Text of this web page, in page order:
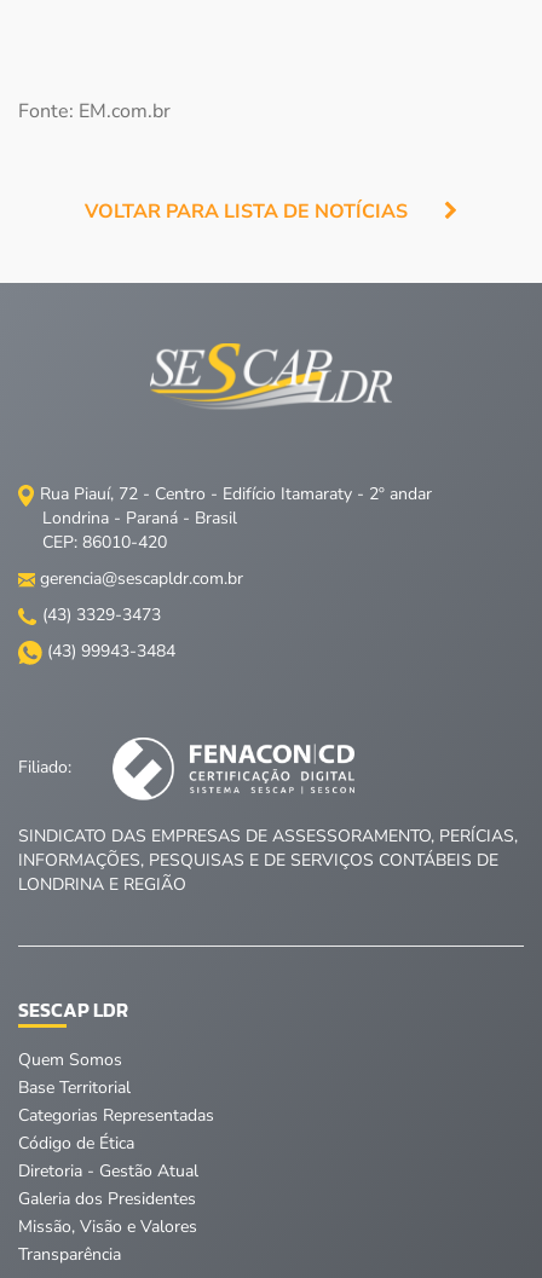
Fonte: EM.com.br
VOLTAR PARA LISTA DE NOTÍCIAS
Rua Piauí, 72 - Centro - Edifício Itamaraty - 2º andar
Londrina - Paraná - Brasil
CEP: 86010-420
gerencia@sescapldr.com.br
(43) 3329-3473
(43) 99943-3484
Filiado:
SINDICATO DAS EMPRESAS DE ASSESSORAMENTO, PERÍCIAS,
INFORMAÇÕES, PESQUISAS E DE SERVIÇOS CONTÁBEIS DE
LONDRINA E REGIÃO
SESCAP LDR
Quem Somos
Base Territorial
Categorias Representadas
Código de Ética
Diretoria - Gestão Atual
Galeria dos Presidentes
Missão, Visão e Valores
Transparência